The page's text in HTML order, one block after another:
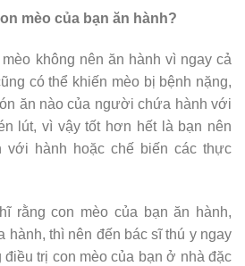
mèo của bạn ăn hành?
không nên ăn hành vì ngay cả
có thể khiến mèo bị bệnh nặng,
ăn nào của người chứa hành với
lút, vì vậy tốt hơn hết là bạn nên
với hành hoặc chế biến các thực
rằng con mèo của bạn ăn hành,
hành, thì nên đến bác sĩ thú y ngay
trị con mèo của bạn ở nhà đặc